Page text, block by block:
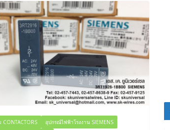
CONTACTORS
อุปกรณ์ไฟฟ้าโรงงาน SIEMENS